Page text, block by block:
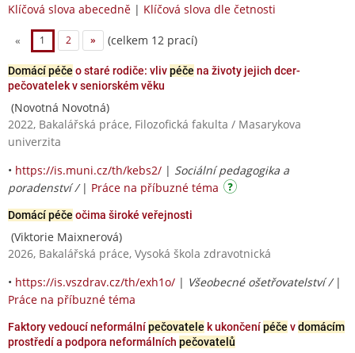
Klíčová slova abecedně | Klíčová slova dle četnosti
« 1 2 » (celkem 12 prací)
Domácí péče o staré rodiče: vlivpéče na životy jejich dcer-
pečovatelek v seniorském věku
(Novotná Novotná)
2022, Bakalářská práce, Filozofická fakulta / Masarykova
univerzita
• https://is.muni.cz/th/kebs2/ | Sociální pedagogika a
poradenství / | Práce na příbuzné téma
Domácí péče očima široké veřejnosti
(Viktorie Maixnerová)
2026, Bakalářská práce, Vysoká škola zdravotnická
• https://is.vszdrav.cz/th/exh1o/ | Všeobecné ošetřovatelství / |
Práce na příbuzné téma
Faktory vedoucí neformálnípečovatele k ukončenípéče vdomácím
prostředí a podpora neformálních pečovatelů